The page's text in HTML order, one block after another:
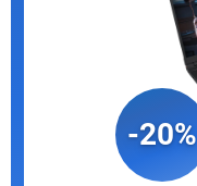
-20%